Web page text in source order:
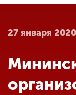
27 января 2020